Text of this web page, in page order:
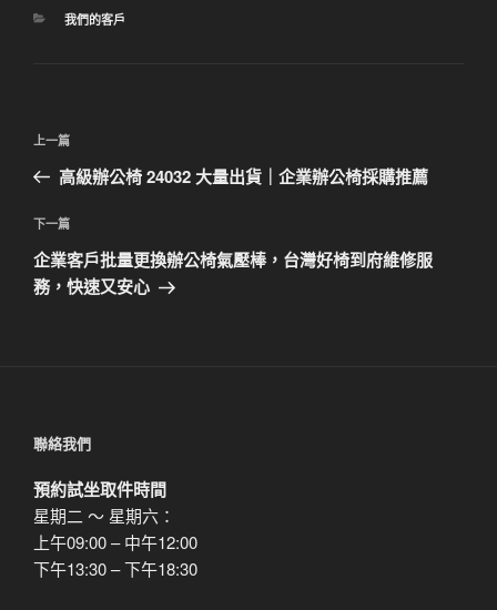
分
我們的客戶
文
導
覽
上
一
文
章
上一篇
高級辦公椅 24032 大量出貨｜企業辦公椅採購推薦
下
一
篇
下一篇
企業客戶批量更換辦公椅氣壓棒，台灣好椅到府維修服
務，快速又安心
聯絡我們
預約試坐取件時間
星期二 ～ 星期六：
上午09:00 – 中午12:00
下午13:30 – 下午18:30